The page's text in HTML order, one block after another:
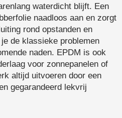
waterdicht blijft. Een
naadloos aan en zorgt
rond opstanden en
de klassieke problemen
naden. EPDM is ook
voor zonnepanelen of
altijd uitvoeren door een
gegarandeerd lekvrij